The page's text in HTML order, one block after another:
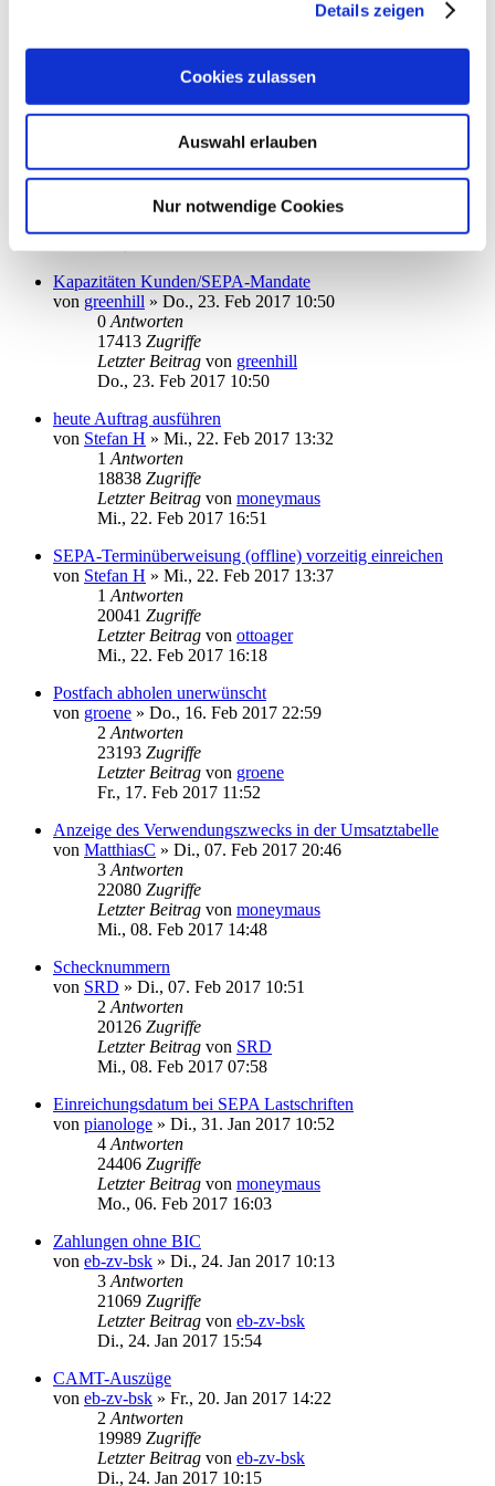
Details zeigen
Cookies zulassen
Auswahl erlauben
Nur notwendige Cookies
4Antworten
Zugriffe
Letzter BeitragvonKimchi
Di., 28. Feb 2017 09:27
Ausgangskorb: neue Zahlungen nicht automatisch freigeben
vonjwe»Do., 23. Feb 2017 10:00
3Antworten
Zugriffe
Kapazitäten Kunden/SEPA-Mandate
von greenhill » Do., 23. Feb 2017 10:50
0 Antworten
17413 Zugriffe
Letzter Beitrag von greenhill
Do., 23. Feb 2017 10:50
heute Auftrag ausführen
von Stefan H » Mi., 22. Feb 2017 13:32
1 Antworten
18838 Zugriffe
Letzter Beitrag von moneymaus
Mi., 22. Feb 2017 16:51
SEPA-Terminüberweisung (offline) vorzeitig einreichen
von Stefan H » Mi., 22. Feb 2017 13:37
1 Antworten
20041 Zugriffe
Letzter Beitrag von ottoager
Mi., 22. Feb 2017 16:18
Postfach abholen unerwünscht
von groene » Do., 16. Feb 2017 22:59
2 Antworten
23193 Zugriffe
Letzter Beitrag von groene
Fr., 17. Feb 2017 11:52
Anzeige des Verwendungszwecks in der Umsatztabelle
von MatthiasC » Di., 07. Feb 2017 20:46
3 Antworten
22080 Zugriffe
Letzter Beitrag von moneymaus
Mi., 08. Feb 2017 14:48
Schecknummern
von SRD » Di., 07. Feb 2017 10:51
2 Antworten
20126 Zugriffe
Letzter Beitrag von SRD
Mi., 08. Feb 2017 07:58
Einreichungsdatum bei SEPA Lastschriften
von pianologe » Di., 31. Jan 2017 10:52
4 Antworten
24406 Zugriffe
Letzter Beitrag von moneymaus
Mo., 06. Feb 2017 16:03
Zahlungen ohne BIC
von eb-zv-bsk » Di., 24. Jan 2017 10:13
3 Antworten
21069 Zugriffe
Letzter Beitrag von eb-zv-bsk
Di., 24. Jan 2017 15:54
CAMT-Auszüge
von eb-zv-bsk » Fr., 20. Jan 2017 14:22
2 Antworten
19989 Zugriffe
Letzter Beitrag von eb-zv-bsk
Di., 24. Jan 2017 10:15